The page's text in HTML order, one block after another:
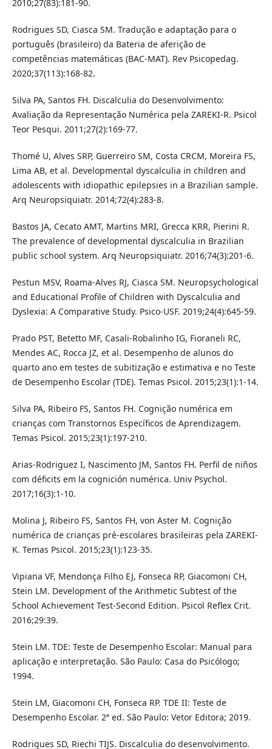
2010;27(83):181-90.
Rodrigues SD, Ciasca SM. Tradução e adaptação para o
português (brasileiro) da Bateria de aferição de
competências matemáticas (BAC-MAT). Rev Psicopedag.
2020;37(113):168-82.
Silva PA, Santos FH. Discalculia do Desenvolvimento:
Avaliação da Representação Numérica pela ZAREKI-R. Psicol
Teor Pesqui. 2011;27(2):169-77.
Thomé U, Alves SRP, Guerreiro SM, Costa CRCM, Moreira FS,
Lima AB, et al. Developmental dyscalculia in children and
adolescents with idiopathic epilepsies in a Brazilian sample.
Arq Neuropsiquiatr. 2014;72(4):283-8.
Bastos JA, Cecato AMT, Martins MRI, Grecca KRR, Pierini R.
The prevalence of developmental dyscalculia in Brazilian
public school system. Arq Neuropsiquiatr. 2016;74(3):201-6.
Pestun MSV, Roama-Alves RJ, Ciasca SM. Neuropsychological
and Educational Profile of Children with Dyscalculia and
Dyslexia: A Comparative Study. Psico-USF. 2019;24(4):645-59.
Prado PST, Betetto MF, Casali-Robalinho IG, Fioraneli RC,
Mendes AC, Rocca JZ, et al. Desempenho de alunos do
quarto ano em testes de subitização e estimativa e no Teste
de Desempenho Escolar (TDE). Temas Psicol. 2015;23(1):1-14.
Silva PA, Ribeiro FS, Santos FH. Cognição numérica em
crianças com Transtornos Específicos de Aprendizagem.
Temas Psicol. 2015;23(1):197-210.
Arias-Rodriguez I, Nascimento JM, Santos FH. Perfil de niños
com déficits em la cognición numérica. Univ Psychol.
2017;16(3):1-10.
Molina J, Ribeiro FS, Santos FH, von Aster M. Cognição
numérica de crianças pré-escolares brasileiras pela ZAREKI-
K. Temas Psicol. 2015;23(1):123-35.
Vipiana VF, Mendonça Filho EJ, Fonseca RP, Giacomoni CH,
Stein LM. Development of the Arithmetic Subtest of the
School Achievement Test-Second Edition. Psicol Reflex Crit.
2016;29:39.
Stein LM. TDE: Teste de Desempenho Escolar: Manual para
aplicação e interpretação. São Paulo: Casa do Psicólogo;
1994.
Stein LM, Giacomoni CH, Fonseca RP. TDE II: Teste de
Desempenho Escolar. 2ª ed. São Paulo: Vetor Editora; 2019.
Rodrigues SD, Riechi TIJS. Discalculia do desenvolvimento.